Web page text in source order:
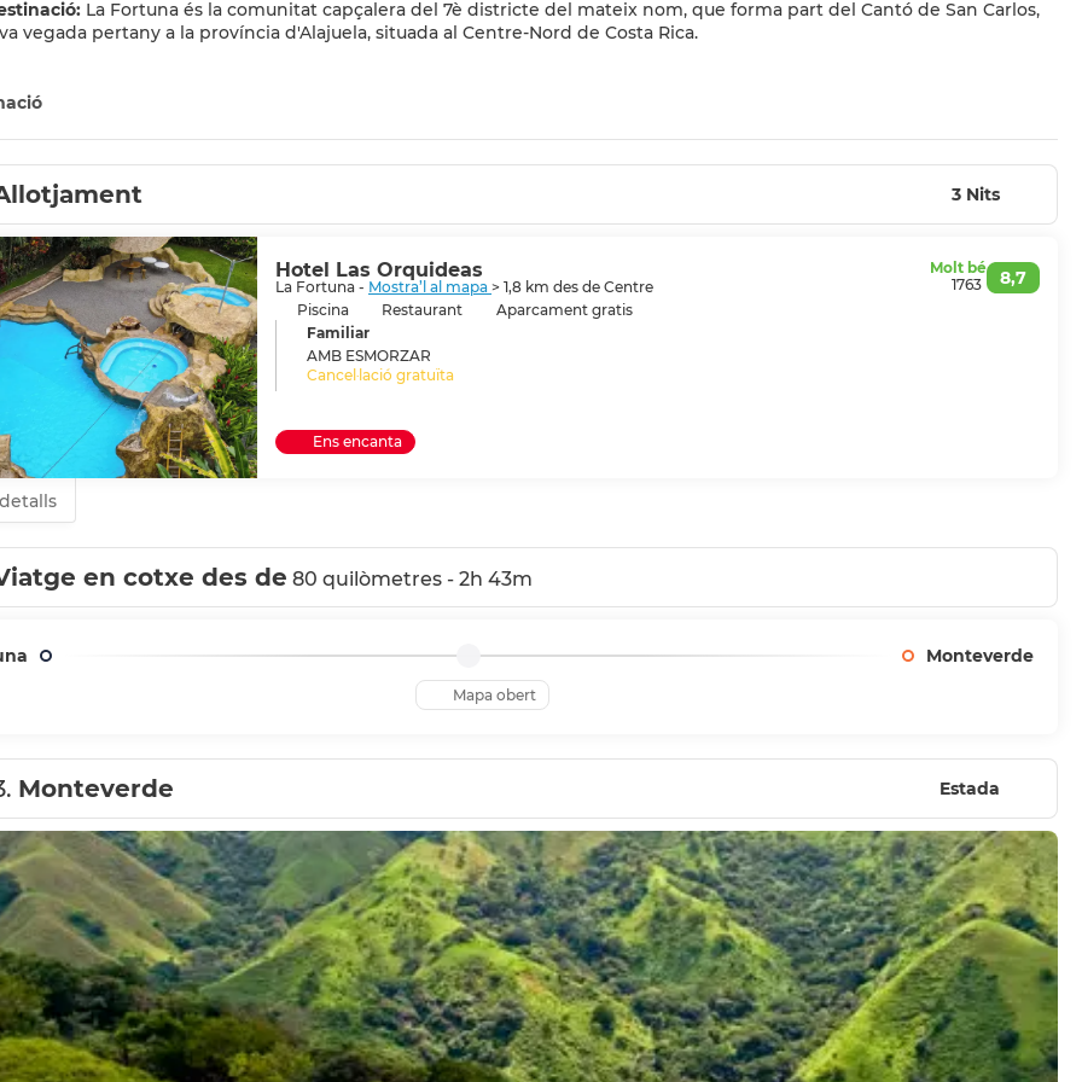
La Fortuna és la comunitat capçalera del 7è districte del mateix nom, que forma part del Cantó de San Carlos,
vegada pertany a la província d'Alajuela, situada al Centre-Nord de Costa Rica.
d'aus, la pesca esportiva, l'excursionisme, els banys termals, i en particular la seva proximitat al volcà Arenal,
3 Nits
Hotel Las Orquideas
La Fortuna - Mostra’l al mapa > 1,8 km des de Centre 8,7
Molt bé
1763
Piscina
Restaurant
Aparcament gratis
Familiar
AMB ESMORZAR
Cancel·lació gratuïta
Ens encanta
en cotxe des de 80 quilòmetres - 2h 43m
Monteverde
Mapa obert
Monteverde Estada